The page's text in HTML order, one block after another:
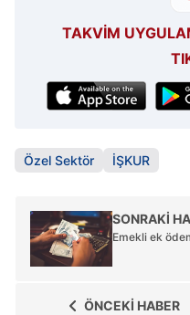
TAKVİM
Özel Sektör İŞKUR
SONRAKİ
Emekli ek
ÖNCEKİ HABER